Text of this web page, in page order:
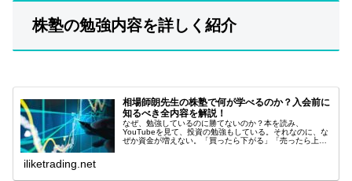
株塾の勉強内容を詳しく紹介
相場師朗先生の株塾で何が学べるのか？入会前に
知るべき全内容を解説！
なぜ、勉強しているのに勝てないのか？本を読み、
YouTubeを見て、投資の勉強もしている。それなのに、な
ぜか資金が増えない。「買ったら下がる」「売ったら上が
iliketrading.net